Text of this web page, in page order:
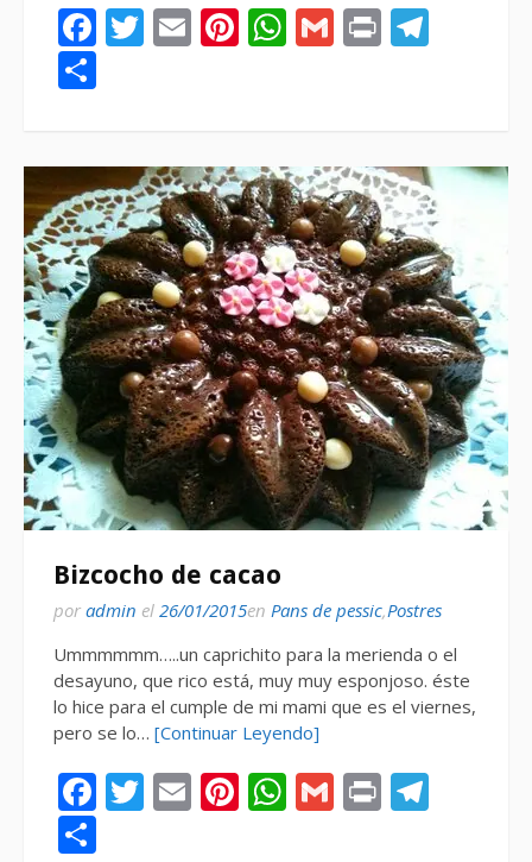
Facebook
Twitter
EmailPinterest
WhatsApp
Gmail
Print
Bizcocho de cacao
por admin el 26/01/2015en Pans de pessic,Postres
Ummmmmm…..un caprichito para la merienda o el
desayuno, que rico está, muy muy esponjoso. éste
lo hice para el cumple de mi mami que es el viernes,
pero se lo… [Continuar Leyendo]
Facebook
Twitter
EmailPinterest
WhatsApp
Gmail
Print